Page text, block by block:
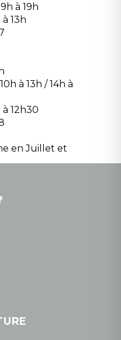
à 19h
13h
à 13h / 14h à
12h30
en Juillet et